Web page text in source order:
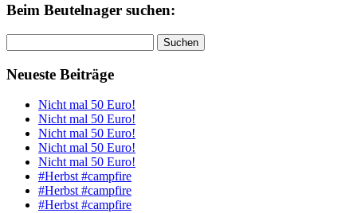
Beim Beutelnager suchen:
nach:
Neueste Beiträge
Nicht mal 50 Euro!
Nicht mal 50 Euro!
Nicht mal 50 Euro!
Nicht mal 50 Euro!
Nicht mal 50 Euro!
#Herbst #campfire
#Herbst #campfire
#Herbst #campfire